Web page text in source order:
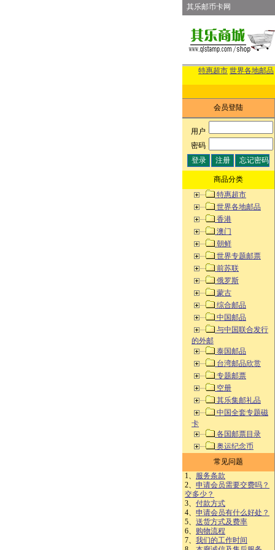
其乐邮币卡网
特惠超市 世界各地邮品
会员登陆
用户:
密码:
商品分类
特惠超市
世界各地邮品
香港
澳门
朝鲜
世界专题邮票
前苏联
俄罗斯
蒙古
综合邮品
中国邮品
与中国联合发行
的外邮
泰国邮品
台湾邮品欣赏
专题邮票
空册
其乐集邮礼品
中国全套专题磁
卡
各国邮票目录
奥运纪念币
常见问题
1、 服务条款
2、 申请会员需要交费吗？
交多少？
3、 付款方式
4、 申请会员有什么好处？
5、 送货方式及费率
6、 购物流程
7、 我们的工作时间